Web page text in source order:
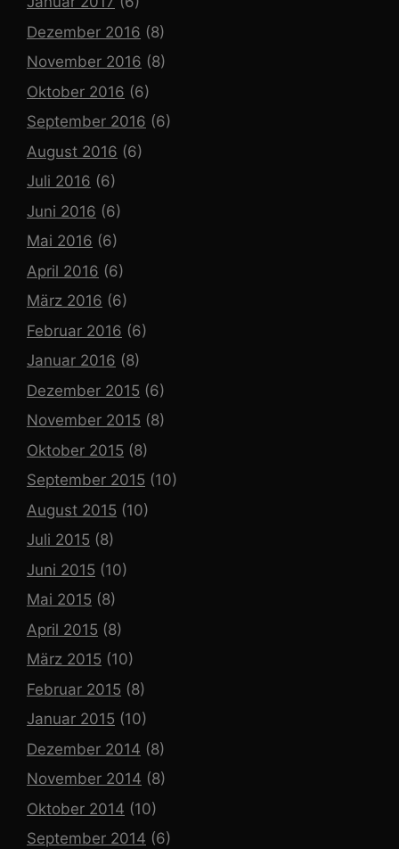
Dezember 2016 (8)
November 2016 (8)
Oktober 2016 (6)
September 2016 (6)
August 2016 (6)
Juli 2016 (6)
Juni 2016 (6)
Mai 2016 (6)
April 2016 (6)
März 2016 (6)
Februar 2016 (6)
Januar 2016 (8)
Dezember 2015 (6)
November 2015 (8)
Oktober 2015 (8)
September 2015 (10)
August 2015 (10)
Juli 2015 (8)
Juni 2015 (10)
Mai 2015 (8)
April 2015 (8)
März 2015 (10)
Februar 2015 (8)
Januar 2015 (10)
Dezember 2014 (8)
November 2014 (8)
Oktober 2014 (10)
September 2014 (6)